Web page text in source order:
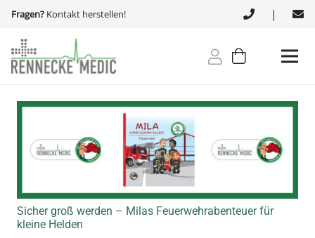
Fragen? Kontakt herstellen! |
Sicher groß werden – Milas Feuerwehrabenteuer für
kleine Helden